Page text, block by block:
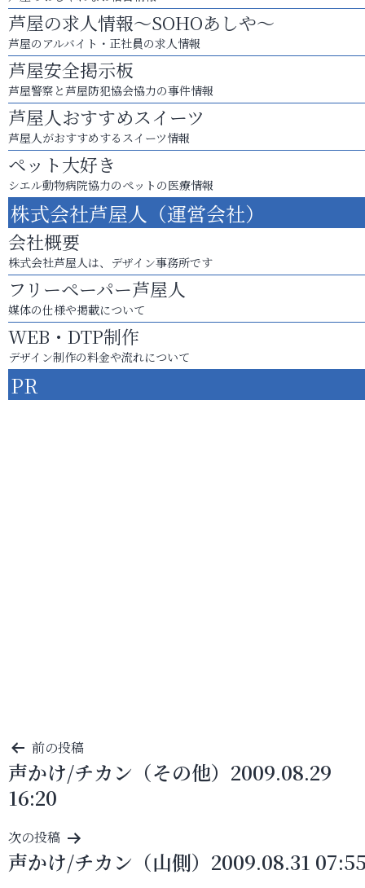
芦屋の求人情報～SOHOあしや～
芦屋のアルバイト・正社員の求人情報
芦屋安全掲示板
芦屋警察と芦屋防犯協会協力の事件情報
芦屋人おすすめスイーツ
芦屋人がおすすめするスイーツ情報
ペット大好き
シエル動物病院協力のペットの医療情報
株式会社芦屋人（運営会社）
会社概要
株式会社芦屋人は、デザイン事務所です
フリーペーパー芦屋人
媒体の仕様や掲載について
WEB・DTP制作
デザイン制作の料金や流れについて
PR
投
稿
ナ
ビ
ゲ
ー
前の投稿
声かけ/チカン（その他）2009.08.29
16:20
次の投稿
声かけ/チカン（山側）2009.08.31